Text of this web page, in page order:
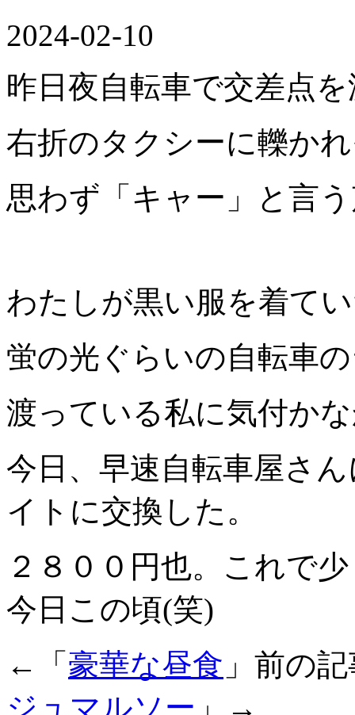
2024-02-10
昨日夜自転車で交差点
右折のタクシーに轢か
思わず「キャー」と言
わたしが黒い服を着て
蛍の光ぐらいの自転車
渡っている私に気付か
今日、早速自転車屋さ
イトに交換した。
２８００円也。これで
今日この頃(笑)
←「 豪華な昼食 」前の
ジュマルソー 」→